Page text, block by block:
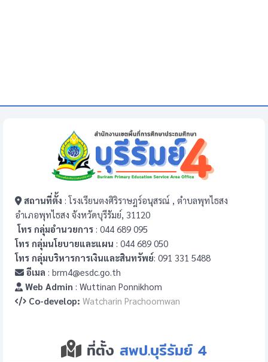
สถานที่ตั้ง : โรงเรียนตงศิริราษฎร์อนุสรณ์ , ตำบลพุทไธสง
อำเภอพุทไธสง จังหวัดบุรีรัมย์, 31120
โทร กลุ่มอำนวยการ : 044 689 095
โทร กลุ่มนโยบายและแผน : 044 689 050
โทร กลุ่มบริหารการเงินและสินทรัพย์: 091 331 5488
อีเมล : brm4@esdc.go.th
Web Admin : Wuttinan Ponnikhom
Co-develop: Watcharin Prachoomwan
ที่ตั้ง สพป.บุรีรัมย์ 4